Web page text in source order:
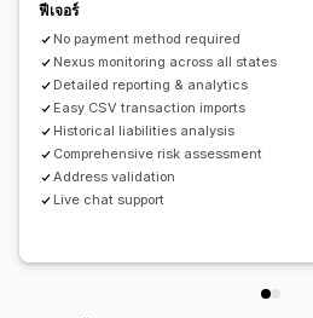
การรายงานการปฏิบัติตามข้อกำหนด
การยื่น SST
การคืนภาษีท้องถิ่น
ฟีเจอร์
No payment method required
Nexus monitoring across all states
Detailed reporting & analytics
Easy CSV transaction imports
Historical liabilities analysis
Comprehensive risk assessment
Address validation
Live chat support